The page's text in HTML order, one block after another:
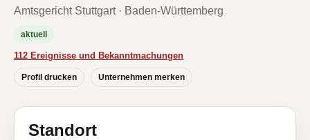
Amtsgericht Stuttgart · Baden-Württemberg
aktuell
112 Ereignisse und Bekanntmachungen
Profil drucken Unternehmen merken
Standort